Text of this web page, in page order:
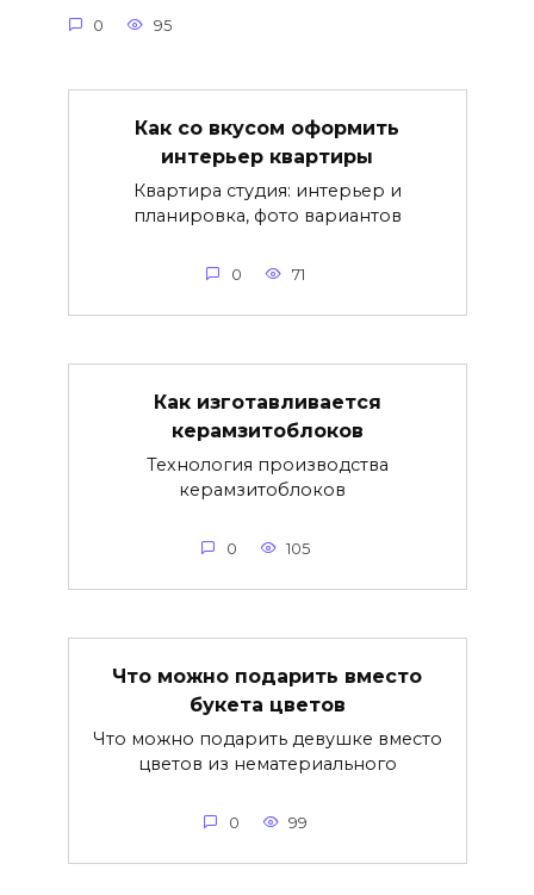
0 95
Как со вкусом оформить
интерьер квартиры
Квартира студия: интерьер и
планировка, фото вариантов
0 71
Как изготавливается
керамзитоблоков
Технология производства
керамзитоблоков
0 105
Что можно подарить вместо
букета цветов
Что можно подарить девушке вместо
цветов из нематериального
0 99